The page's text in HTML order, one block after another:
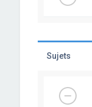
Sujets